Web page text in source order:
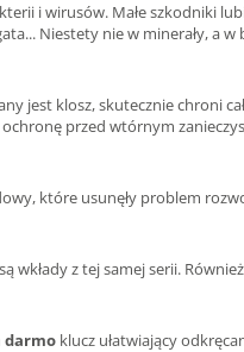
i wirusów. Małe szkodniki
Niestety nie w minerały, a
jest klosz, skutecznie chroni
przed wtórnym
które usunęły problem
wkłady z tej samej serii.
darmo klucz ułatwiający